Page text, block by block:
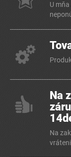
U
Na
Na